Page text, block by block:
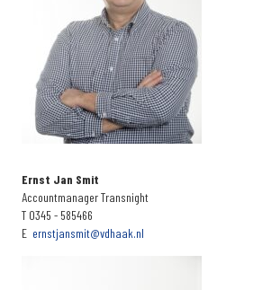
Ernst Jan Smit
Accountmanager Transnight
T 0345 - 585466
E ernstjansmit@vdhaak.nl